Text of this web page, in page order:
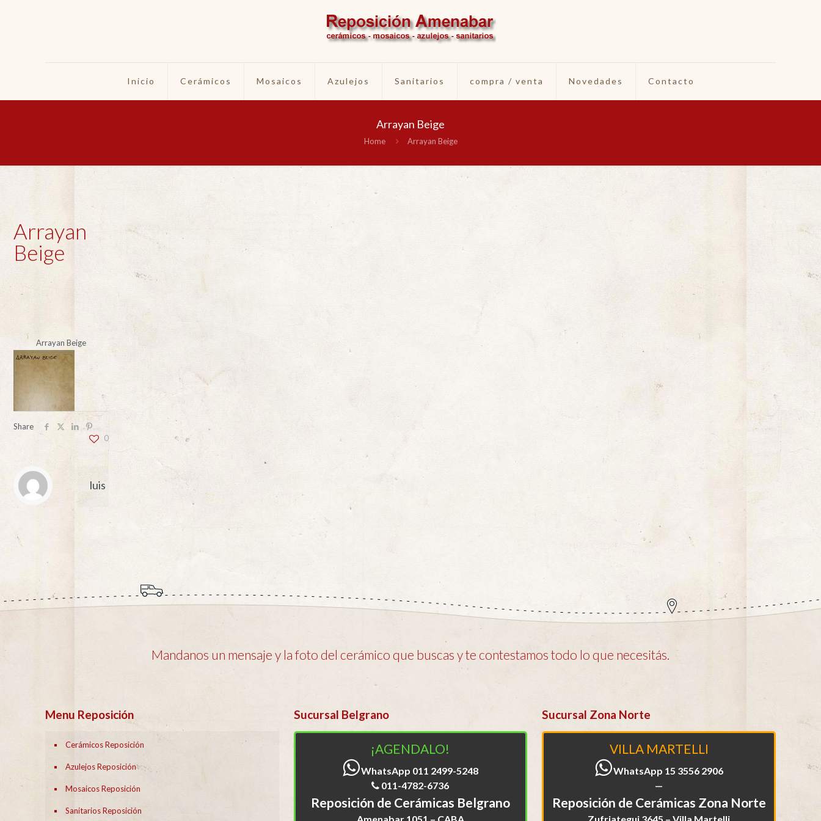
Inicio Cerámicos Mosaicos Azulejos Sanitarios compra / venta Novedades Contacto
Arrayan Beige
Home Arrayan Beige
Arrayan
Beige
Arrayan Beige
Share
0
luis
Mandanos un mensaje y la foto del cerámico que buscas y te contestamos todo lo que necesitás.
Menu Reposición
Cerámicos Reposición
Azulejos Reposición
Mosaicos Reposición
Sanitarios Reposición
Sucursal Belgrano
¡AGENDALO!
WhatsApp 011 2499-5248
011-4782-6736
Reposición de Cerámicas Belgrano
Sucursal Zona Norte
VILLA MARTELLI
WhatsApp 15 3556 2906
—
Reposición de Cerámicas Zona Norte